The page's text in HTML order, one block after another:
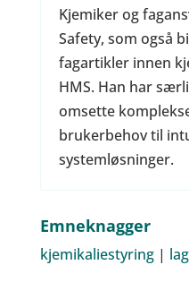
Kjemiker og
Safety, som også
fagartikler innen
HMS. Han har
omsette
brukerbehov til
systemløsninger.
Emneknagger
kjemikaliestyring|